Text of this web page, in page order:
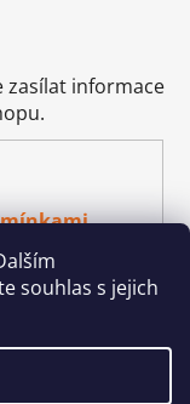
souhlas s jejich
zasílat informace